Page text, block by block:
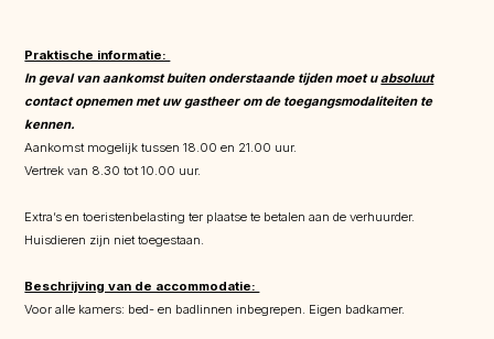
Praktische informatie:
In geval van aankomst buiten onderstaande tijden moet uabsoluut
contact opnemen met uw gastheer om de toegangsmodaliteiten te
kennen.
Aankomst mogelijk tussen 18.00 en 21.00 uur.
Vertrek van 8.30 tot 10.00 uur.
Extra’s en toeristenbelasting ter plaatse te betalen aan de verhuurder.
Huisdieren zijn niet toegestaan.
Beschrijving van de accommodatie:
Voor alle kamers: bed- en badlinnen inbegrepen. Eigen badkamer.